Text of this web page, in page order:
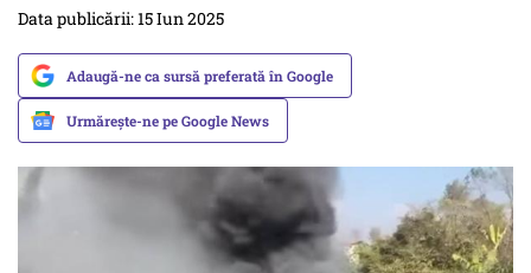
Data publicării: 15 Iun 2025
Adaugă-ne ca sursă preferată în Google
Urmărește-ne pe Google News